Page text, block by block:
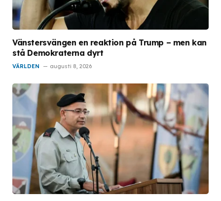
Vänstersvängen en reaktion på Trump – men kan
stå Demokraterna dyrt
VÄRLDEN augusti 8, 2026